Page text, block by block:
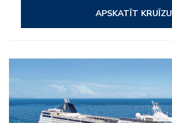
APSKATĪT KRUĪZU
– Izklaide